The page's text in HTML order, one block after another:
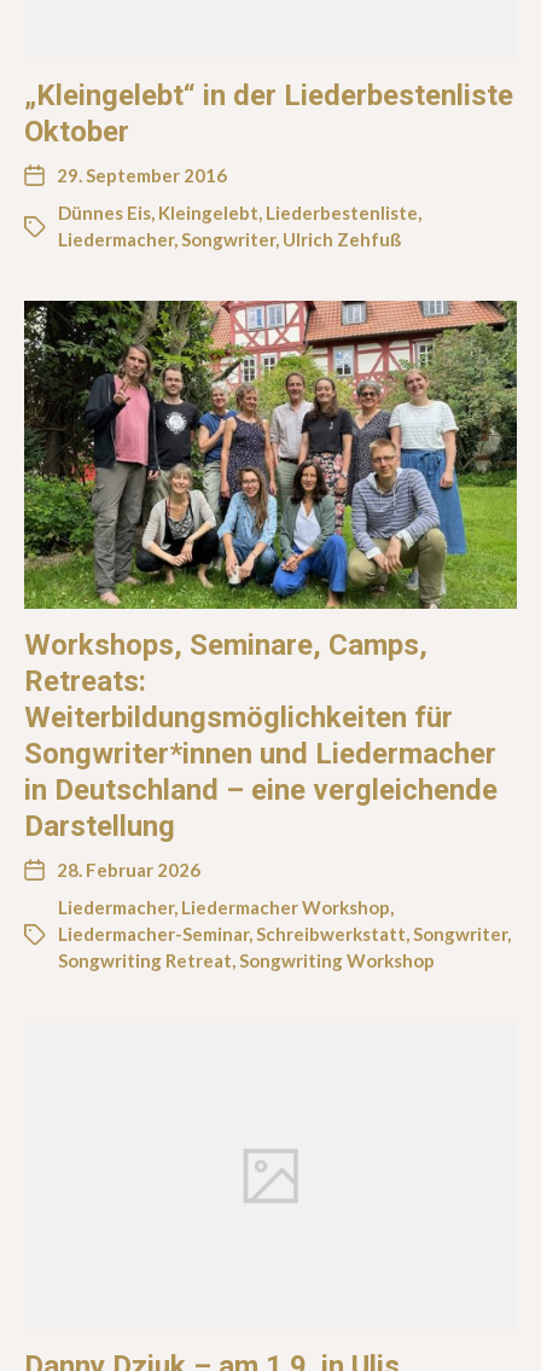
„Kleingelebt“ in der Liederbestenliste
Oktober
29. September 2016
Dünnes Eis, Kleingelebt, Liederbestenliste,
Liedermacher,Songwriter, Ulrich Zehfuß
Workshops, Seminare, Camps,
Retreats:
Weiterbildungsmöglichkeiten für
Songwriter*innen und Liedermacher
in Deutschland – eine vergleichende
Darstellung
28. Februar 2026
Liedermacher, Liedermacher Workshop,
Liedermacher-Seminar,Schreibwerkstatt,Songwriter,
Songwriting Retreat,Songwriting Workshop